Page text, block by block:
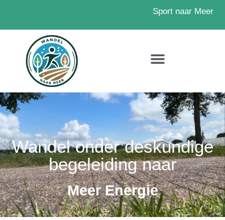
Sport naar Meer
Wandel onder deskundige
begeleiding naar
Meer Energie